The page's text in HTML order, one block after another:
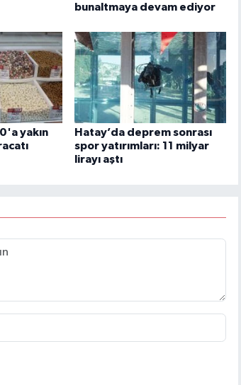
bunaltmaya devam ediyor
yakın
Hatay’da deprem sonrası
spor yatırımları: 11 milyar
lirayı aştı